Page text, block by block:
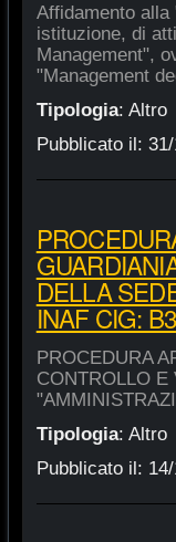
Affidamento
istituzione, di
Management",
"Management
Tipologia: Altro
Pubblicato il:
DELLA
INAF CIG:
PROCEDURA
CONTROLLO E
Tipologia: Altro
Pubblicato il: